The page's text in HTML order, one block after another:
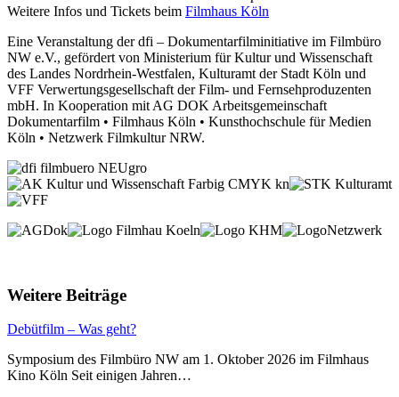
Weitere Infos und Tickets beim Filmhaus Köln
Eine Veranstaltung der dfi – Dokumentarfilminitiative im Filmbüro
NW e.V., gefördert von Ministerium für Kultur und Wissenschaft
des Landes Nordrhein-Westfalen, Kulturamt der Stadt Köln und
VFF Verwertungsgesellschaft der Film- und Fernsehproduzenten
mbH. In Kooperation mit AG DOK Arbeitsgemeinschaft
Dokumentarfilm • Filmhaus Köln • Kunsthochschule für Medien
Köln • Netzwerk Filmkultur NRW.
Weitere Beiträge
Debütfilm – Was geht?
Symposium des Filmbüro NW am 1. Oktober 2026 im Filmhaus
Kino Köln Seit einigen Jahren…